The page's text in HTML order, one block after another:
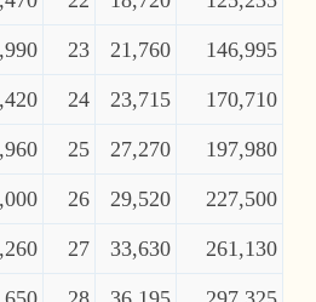
23 21,760 146,995
24 23,715 170,710
25 27,270 197,980
26 29,520 227,500
27 33,630 261,130